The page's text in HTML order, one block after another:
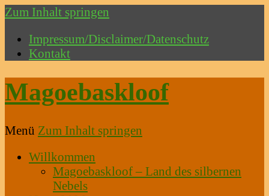
Zum Inhalt springen
Impressum/Disclaimer/Datenschutz
Kontakt
Magoebaskloof
Menü Zum Inhalt springen
Willkommen
Magoebaskloof – Land des silbernen
Nebels